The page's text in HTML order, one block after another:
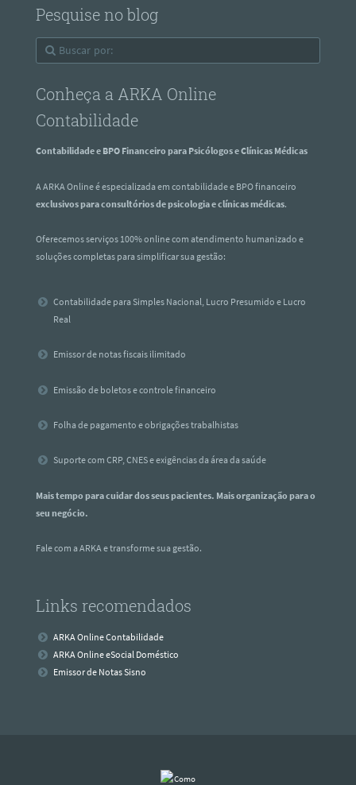
Pesquise no blog
Conheça a ARKA Online
Contabilidade
Contabilidade e BPO Financeiro para Psicólogos e Clínicas Médicas
A ARKA Online é especializada em contabilidade e BPO financeiro
exclusivos para consultórios de psicologia e clínicas médicas.
Oferecemos serviços 100% online com atendimento humanizado e
soluções completas para simplificar sua gestão:
Contabilidade para Simples Nacional, Lucro Presumido e Lucro
Real
Emissor de notas fiscais ilimitado
Emissão de boletos e controle financeiro
Folha de pagamento e obrigações trabalhistas
Suporte com CRP, CNES e exigências da área da saúde
Mais tempo para cuidar dos seus pacientes. Mais organização para o
seu negócio.
Fale com a ARKA e transforme sua gestão.
Links recomendados
ARKA Online Contabilidade
ARKA Online eSocial Doméstico
Emissor de Notas Sisno